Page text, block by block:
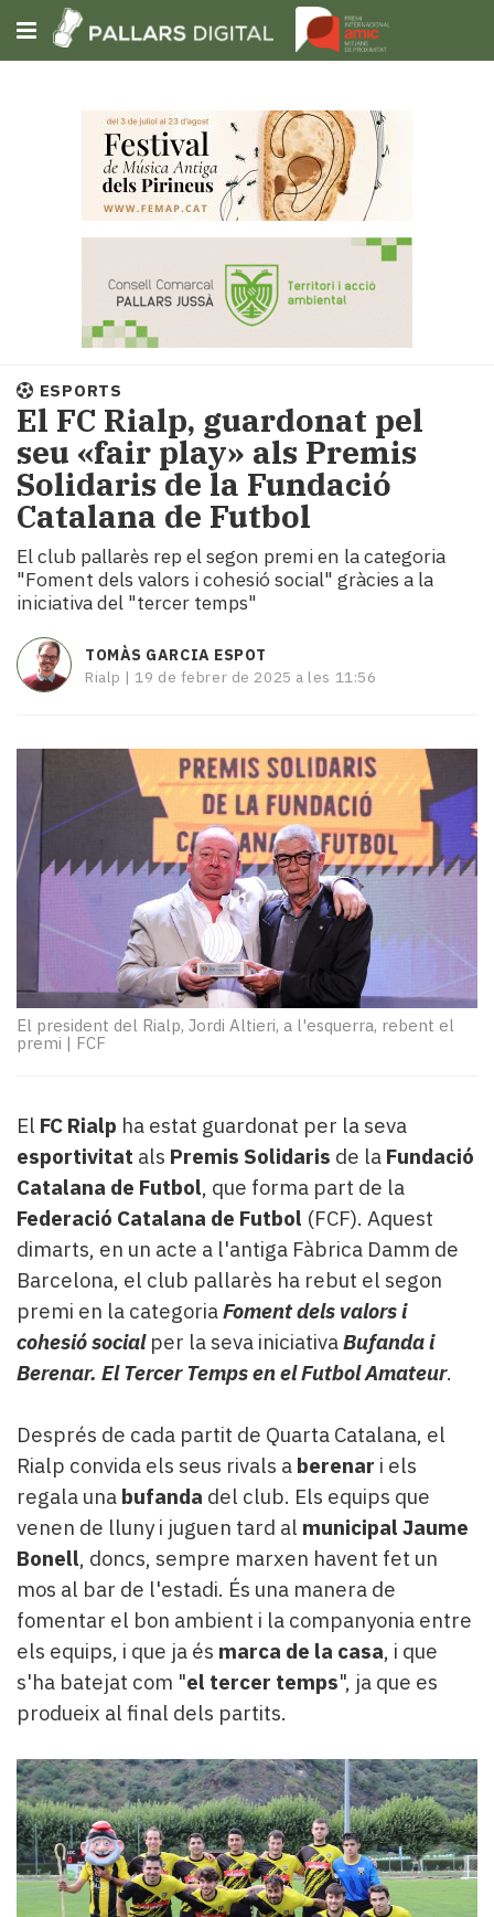
Subscriu-t'hi
Portada
Societat
Política
i
municipis
Economia
i
Cultura
Esports
Mai
tant!
TV
i
Reportatges
Entrevistes
Enquestes
A
escena!
Dis
Subscriptors
La
newsletter
Contingut
patrocinat
Lo
més
llegit...
Editorial
ESPORTS
El FC Rialp, guardonat pel
seu «fair play» als Premis
Solidaris de la Fundació
Catalana de Futbol
El club pallarès rep el segon premi en la categoria
"Foment dels valors i cohesió social" gràcies a la
iniciativa del "tercer temps"
TOMÀS GARCIA ESPOT
Rialp | 19 de febrer de 2025 a les 11:56
El president del Rialp, Jordi Altieri, a l'esquerra, rebent el
premi | FCF
El FC Rialp ha estat guardonat per la seva
esportivitat als Premis Solidaris de la Fundació
Catalana de Futbol, que forma part de la
Federació Catalana de Futbol (FCF). Aquest
dimarts, en un acte a l'antiga Fàbrica Damm de
Barcelona, el club pallarès ha rebut el segon
premi en la categoriaFoment dels valors i
cohesió socialper la seva iniciativaBufanda i
Berenar. El Tercer Temps en el Futbol Amateur.
Després de cada partit de Quarta Catalana, el
Rialp convida els seus rivals a berenar i els
regala una bufanda del club. Els equips que
venen de lluny i juguen tard al municipal Jaume
Bonell, doncs, sempre marxen havent fet un
mos al bar de l'estadi. És una manera de
fomentar el bon ambient i la companyonia entre
els equips, i que ja és marca de la casa, i que
s'ha batejat com "el tercer temps", ja que es
produeix al final dels partits.